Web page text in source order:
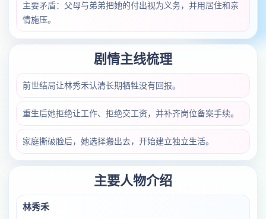
主要矛盾：父母与弟弟把她的付出视为义务，并用居住和亲
情施压。
剧情主线梳理
前世结局让林秀禾认清长期牺牲没有回报。
重生后她拒绝让工作、拒绝交工资，并补齐岗位备案手续。
家庭撕破脸后，她选择搬出去，开始建立独立生活。
主要人物介绍
林秀禾